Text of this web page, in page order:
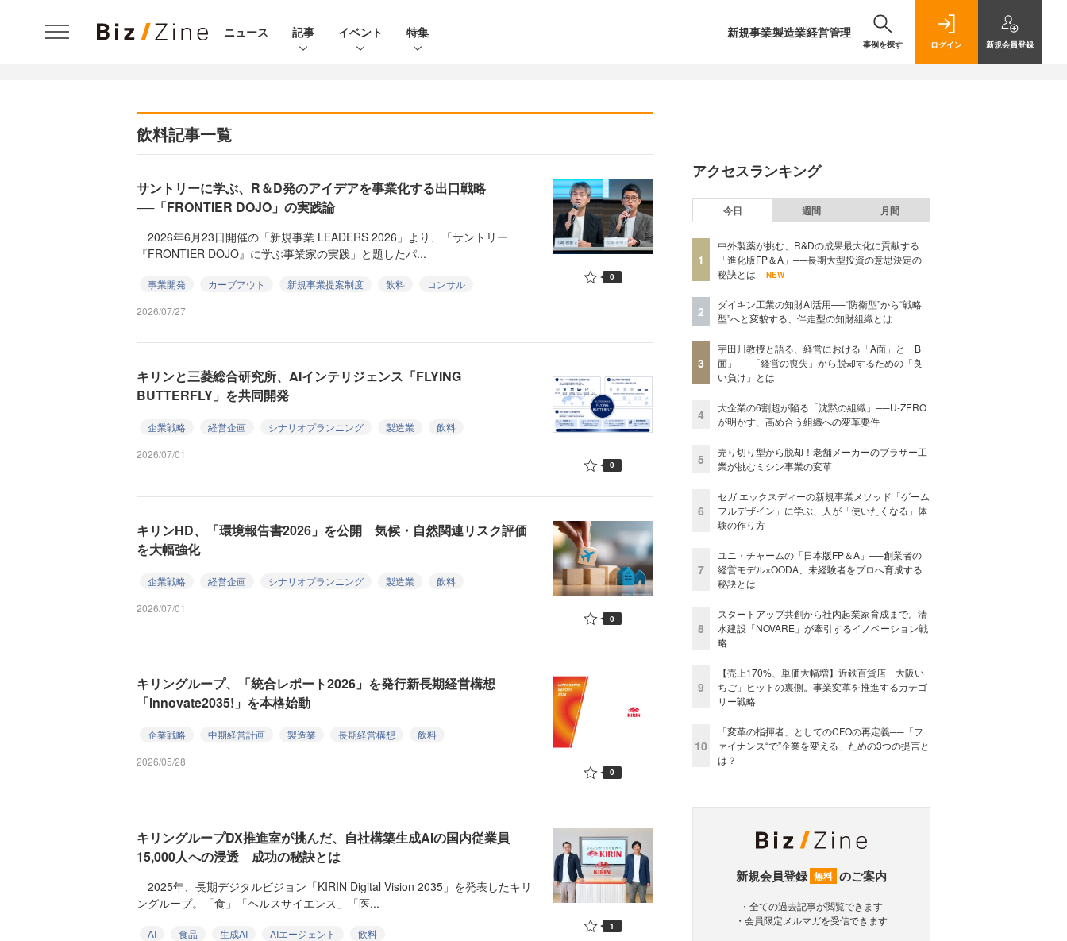
ニュース 記事 イベント 特集 新規事業製造業経営管理
事例を探す ログイン 新規会員登録
飲料記事一覧
サントリーに学ぶ、R＆D発のアイデアを事業化する出口戦略
──「FRONTIER DOJO」の実践論
2026年6月23日開催の「新規事業 LEADERS 2026」より、「サントリー
『FRONTIER DOJO』に学ぶ事業家の実践」と題したパ...
事業開発 カーブアウト 新規事業提案制度 飲料
コンサル
2026/07/27
0
キリンと三菱総合研究所、AIインテリジェンス「FLYING
BUTTERFLY」を共同開発
企業戦略 経営企画 シナリオプランニング 製造業
飲料
2026/07/01
0
キリンHD、「環境報告書2026」を公開 気候・自然関連リスク評価
を大幅強化
企業戦略 経営企画 シナリオプランニング 製造業
飲料
2026/07/01
0
キリングループ、「統合レポート2026」を発行新長期経営構想
「Innovate2035!」を本格始動
企業戦略 中期経営計画 製造業 長期経営構想
飲料
2026/05/28
0
キリングループDX推進室が挑んだ、自社構築生成AIの国内従業員
15,000人への浸透 成功の秘訣とは
2025年、長期デジタルビジョン「KIRIN Digital Vision 2035」を発表したキリ
ングループ。「食」「ヘルスサイエンス」「医...
AI 食品 生成AI AIエージェント
飲料
1
アクセスランキング
今日 週間 月間
1
中外製薬が挑む、R&Dの成果最大化に貢献する
「進化版FP＆A」──長期大型投資の意思決定の
秘訣とは
NEW
2
ダイキン工業の知財AI活用──“防衛型”から“戦略
型”へと変貌する、伴走型の知財組織とは
3
宇田川教授と語る、経営における「A面」と「B
面」──「経営の喪失」から脱却するための「良
い負け」とは
4
大企業の6割超が陥る「沈黙の組織」──U-ZERO
が明かす、高め合う組織への変革要件
5
売り切り型から脱却！老舗メーカーのブラザー工
業が挑むミシン事業の変革
6
セガ エックスディーの新規事業メソッド「ゲーム
フルデザイン」に学ぶ、人が「使いたくなる」体
験の作り方
7
ユニ・チャームの「日本版FP＆A」──創業者の
経営モデル×OODA、未経験者をプロへ育成する
秘訣とは
8
スタートアップ共創から社内起業家育成まで。清
水建設「NOVARE」が牽引するイノベーション戦
略
9
【売上170%、単価大幅増】近鉄百貨店「大阪い
ちご」ヒットの裏側。事業変革を推進するカテゴ
リー戦略
10
「変革の指揮者」としてのCFOの再定義──「フ
ァイナンス“で”企業を変える」ための3つの提言と
は？
新規会員登録 無料 のご案内
・全ての過去記事が閲覧できます
・会員限定メルマガを受信できます